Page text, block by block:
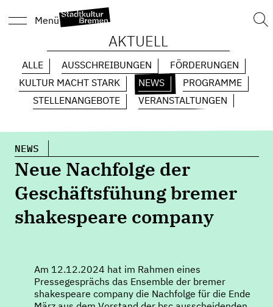
Menü
AKTUELL
ALLE AUSSCHREIBUNGEN
FÖRDERUNGEN
KULTUR MACHT STARK
NEWS
PROGRAMME
STELLENANGEBOTE
VERANSTALTUNGEN
NEWS
Neue Nachfolge der
Geschäftsfühung bremer
shakespeare company
Am 12.12.2024 hat im Rahmen eines
Pressegesprächs das Ensemble der bremer
shakespeare company die Nachfolge für die Ende